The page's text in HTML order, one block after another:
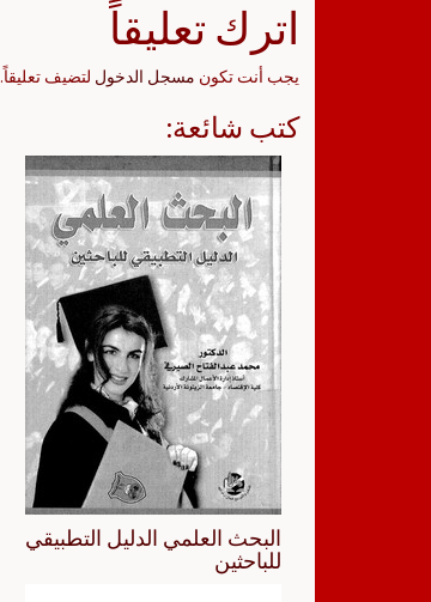
اترك تعليقاً
يجب أنت تكون مسجل الدخول لتضيف تعليقاً.
كتب شائعة:
البحث العلمي الدليل التطبيقي
للباحثين